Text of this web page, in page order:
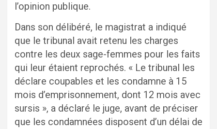
l’opinion publique.
Dans son délibéré, le magistrat a indiqué
que le tribunal avait retenu les charges
contre les deux sage-femmes pour les faits
qui leur étaient reprochés. « Le tribunal les
déclare coupables et les condamne à 15
mois d’emprisonnement, dont 12 mois avec
sursis », a déclaré le juge, avant de préciser
que les condamnées disposent d’un délai de